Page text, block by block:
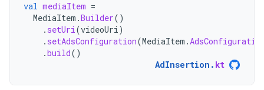
val mediaItem =
MediaItem .Builder()
. setUri(videoUri)
. setAdsConfiguration(MediaItem .
.build()
AdInsertion . kt